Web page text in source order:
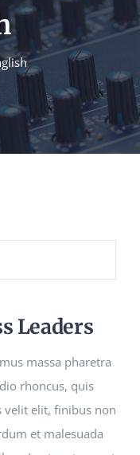
Leaders
massa pharetra
rhoncus, quis
velit elit, finibus non
et malesuada